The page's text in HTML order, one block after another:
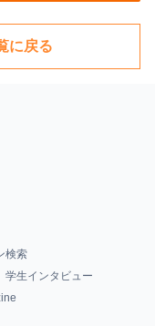
に戻る
検索
学生インタビュー